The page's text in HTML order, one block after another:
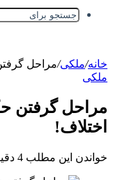
خانه/ملکی/مراحل
ملکی
مراحل گرفتن
اختلاف!
خواندن این مطلب 4 دقیقه زمان میبرد